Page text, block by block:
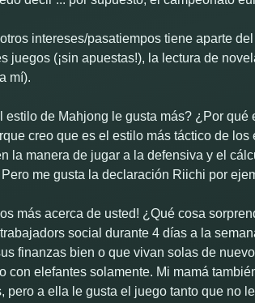
intereses/pasatiempos tiene aparte
juegos (¡sin apuestas!), la lectura de
mí).
estilo de Mahjong le gusta más? ¿Por qué
creo que es el estilo más táctico de
la manera de jugar a la defensiva y el
me gusta la declaración Riichi por
más acerca de usted! ¿Qué cosa
social durante 4 días a la
finanzas bien o que vivan solas de
con elefantes solamente. Mi mamá
pero a ella le gusta el juego tanto que no